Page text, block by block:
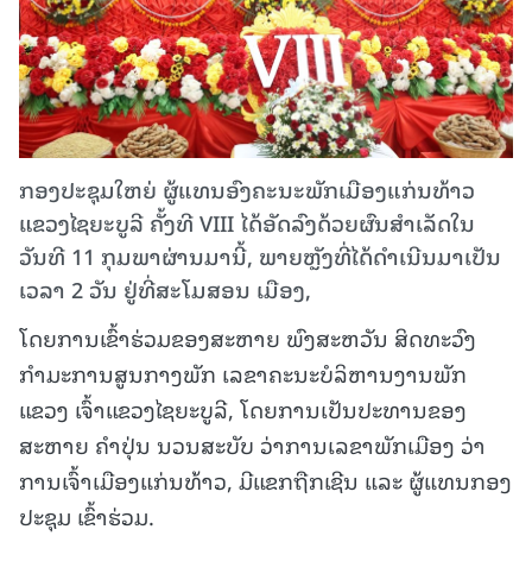
ກອງປະຊຸມໃຫຍ່ ຜູ້ແທນອົງຄະນະພັກເມືອງແກ່ນທ້າວ
ແຂວງໄຊຍະບູລີ ຄັ້ງທີ VIII ໄດ້ອັດລົງດ້ວຍຜົນສໍາເລັດໃນ
ວັນທີ 11 ກຸມພາຜ່ານມານີ້, ພາຍຫຼັງທີ່ໄດ້ດໍາເນີນມາເປັນ
ເວລາ 2 ວັນ ຢູ່ທີ່ສະໂມສອນ ເມືອງ,
ໂດຍການເຂົ້າຮ່ວມຂອງສະຫາຍ ພົງສະຫວັນ ສິດທະວົງ
ກໍາມະການສູນກາງພັກ ເລຂາຄະນະບໍລິຫານງານພັກ
ແຂວງ ເຈົ້າແຂວງໄຊຍະບູລີ, ໂດຍການເປັນປະທານຂອງ
ສະຫາຍ ຄໍາປຸ່ນ ນວນສະບັບ ວ່າການເລຂາພັກເມືອງ ວ່າ
ການເຈົ້າເມືອງແກ່ນທ້າວ, ມີແຂກຖືກເຊີນ ແລະ ຜູ້ແທນກອງ
ປະຊຸມ ເຂົ້າຮ່ວມ.